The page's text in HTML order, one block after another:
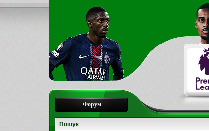
Форум